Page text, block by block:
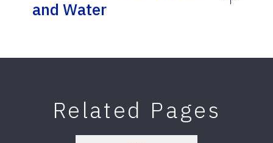
and Water
Related Pages